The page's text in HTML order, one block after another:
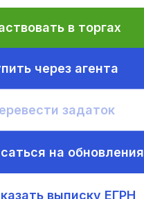
в торгах
через агента
задаток
на обновления
выписку ЕГРН